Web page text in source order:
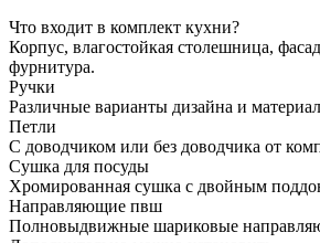
Что входит в комплект кухни?
Корпус, влагостойкая столешница,
фурнитура.
Ручки
Различные варианты дизайна и
Петли
С доводчиком или без доводчика от
Сушка для посуды
Хромированная сушка с двойным
Направляющие пвш
Полновыдвижные шариковые